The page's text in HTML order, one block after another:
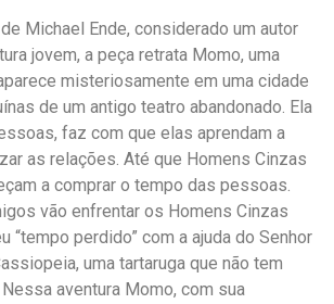
Michael Ende, considerado um autor
jovem, a peça retrata Momo, uma
misteriosamente em uma cidade
de um antigo teatro abandonado. Ela
faz com que elas aprendam a
as relações. Até que Homens Cinzas
a comprar o tempo das pessoas.
vão enfrentar os Homens Cinzas
“tempo perdido” com a ajuda do Senhor
uma tartaruga que não tem
aventura Momo, com sua